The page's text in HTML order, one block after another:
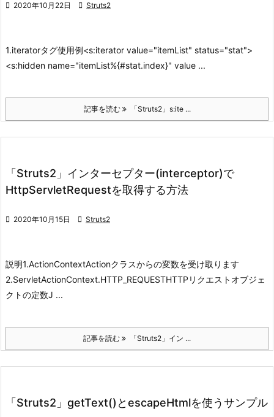
 2020年10月22日  Struts2
1.iteratorタグ使用例<s:iterator value="itemList" status="stat">
<s:hidden name="itemList%{#stat.index}" value ...
記事を読む 「Struts2」s:ite ...
「Struts2」インターセプター(interceptor)で
HttpServletRequestを取得する方法
 2020年10月15日  Struts2
説明1.ActionContextActionクラスからの変数を受け取ります
2.ServletActionContext.HTTP_REQUESTHTTPリクエストオブジェ
クトの定数J ...
記事を読む 「Struts2」イン ...
「Struts2」getText()とescapeHtmlを使うサンプル